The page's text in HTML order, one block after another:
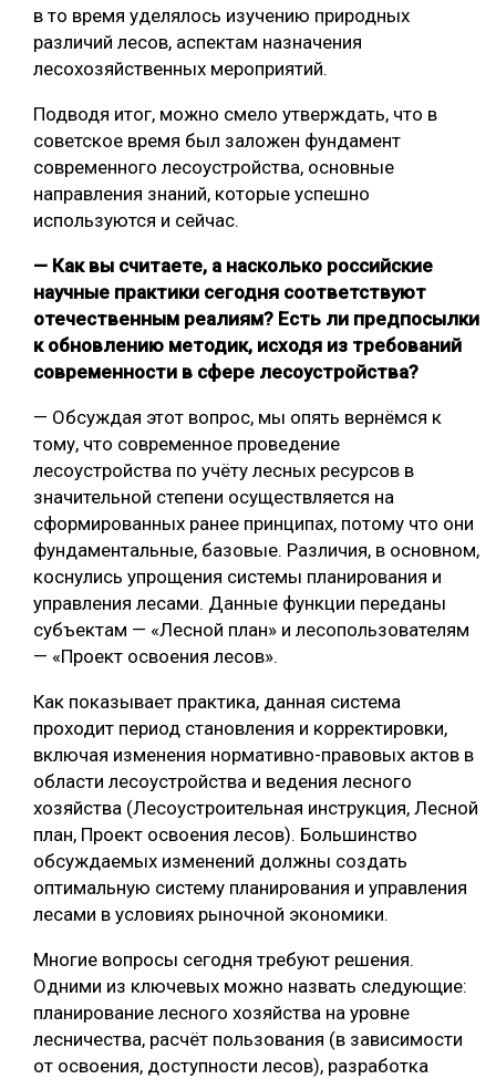
в то время уделялось изучению природных
различий лесов, аспектам назначения
лесохозяйственных мероприятий.
Подводя итог, можно смело утверждать, что в
советское время был заложен фундамент
современного лесоустройства, основные
направления знаний, которые успешно
используются и сейчас.
— Как вы считаете, а насколько российские
научные практики сегодня соответствуют
отечественным реалиям? Есть ли предпосылки
к обновлению методик, исходя из требований
современности в сфере лесоустройства?
— Обсуждая этот вопрос, мы опять вернёмся к
тому, что современное проведение
лесоустройства по учёту лесных ресурсов в
значительной степени осуществляется на
сформированных ранее принципах, потому что они
фундаментальные, базовые. Различия, в основном,
коснулись упрощения системы планирования и
управления лесами. Данные функции переданы
субъектам — «Лесной план» и лесопользователям
— «Проект освоения лесов».
Как показывает практика, данная система
проходит период становления и корректировки,
включая изменения нормативно-правовых актов в
области лесоустройства и ведения лесного
хозяйства (Лесоустроительная инструкция, Лесной
план, Проект освоения лесов). Большинство
обсуждаемых изменений должны создать
оптимальную систему планирования и управления
лесами в условиях рыночной экономики.
Многие вопросы сегодня требуют решения.
Одними из ключевых можно назвать следующие:
планирование лесного хозяйства на уровне
лесничества, расчёт пользования (в зависимости
от освоения, доступности лесов), разработка